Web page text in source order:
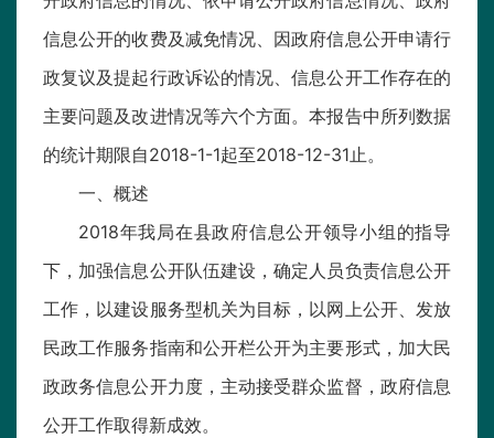
信息公开的收费及减免情况、因政府信息公开申请行
政复议及提起行政诉讼的情况、信息公开工作存在的
主要问题及改进情况等六个方面。本报告中所列数据
的统计期限自2018-1-1起至2018-12-31止。
一、概述
2018年我局在县政府信息公开领导小组的指导
下，加强信息公开队伍建设，确定人员负责信息公开
工作，以建设服务型机关为目标，以网上公开、发放
民政工作服务指南和公开栏公开为主要形式，加大民
政政务信息公开力度，主动接受群众监督，政府信息
公开工作取得新成效。